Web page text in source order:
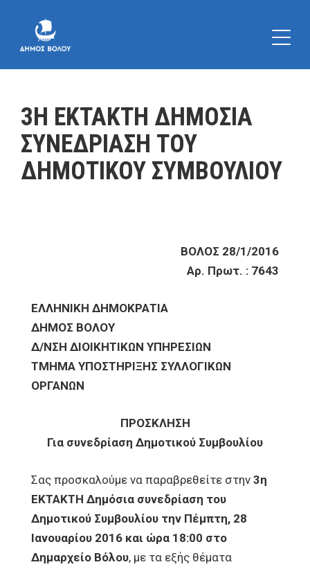
3Η ΕΚΤΑΚΤΗ ΔΗΜΟΣΙΑ
ΣΥΝΕΔΡΙΑΣΗ ΤΟΥ
ΔΗΜΟΤΙΚΟΥ ΣΥΜΒΟΥΛΙΟΥ
ΒΟΛΟΣ 28/1/2016
Αρ. Πρωτ. : 7643
ΕΛΛΗΝΙΚΗ ΔΗΜΟΚΡΑΤΙΑ
ΔΗΜΟΣ ΒΟΛΟΥ
Δ/ΝΣΗ ΔΙΟΙΚΗΤΙΚΩΝ ΥΠΗΡΕΣΙΩΝ
ΤΜΗΜΑ ΥΠΟΣΤΗΡΙΞΗΣ ΣΥΛΛΟΓΙΚΩΝ
ΟΡΓΑΝΩΝ
ΠΡΟΣΚΛΗΣΗ
Για συνεδρίαση Δημοτικού Συμβουλίου
Σας προσκαλούμε να παραβρεθείτε στην 3η
ΕΚΤΑΚΤΗ Δημόσια συνεδρίαση του
Δημοτικού Συμβουλίου την Πέμπτη, 28
Ιανουαρίου 2016 και ώρα 18:00 στο
Δημαρχείο Βόλου, με τα εξής θέματα